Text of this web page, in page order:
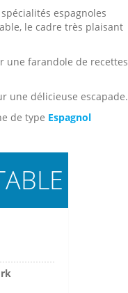
espagnoles
le cadre très plaisant
une farandole de recettes
une délicieuse escapade.
de type Espagnol